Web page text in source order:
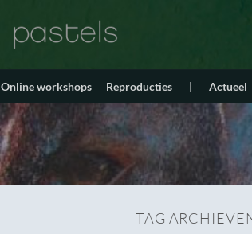
Online workshops Reproducties | Actueel
TAG